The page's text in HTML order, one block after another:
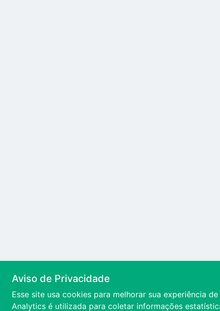
Aviso de Privacidade
Esse site usa cookies para melhorar sua experiência
Analytics é utilizada para coletar informações